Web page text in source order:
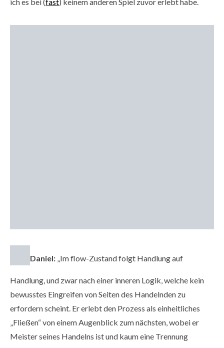
Daniel: „Im flow-Zustand folgt Handlung auf
Handlung, und zwar nach einer inneren Logik, welche kein
bewusstes Eingreifen von Seiten des Handelnden zu
erfordern scheint. Er erlebt den Prozess als einheitliches
„Fließen“ von einem Augenblick zum nächsten, wobei er
Meister seines Handelns ist und kaum eine Trennung